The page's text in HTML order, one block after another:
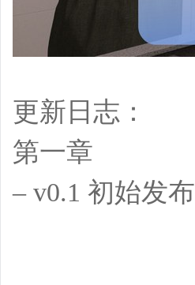
更新日志：
第一章
– v0.1 初始发布